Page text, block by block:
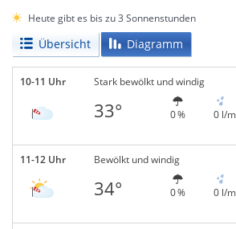
Heute gibt es bis zu 3 Sonnenstunden
Übersicht Diagramm
10-11 Uhr Stark bewölkt und windig
33° 0 % 0 l/
11-12 Uhr Bewölkt und windig
34° 0 % 0 l/